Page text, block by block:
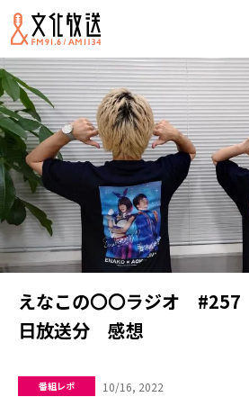
えなこの〇〇ラジオ
日放送分 感想
番組レポ 10/16, 2022